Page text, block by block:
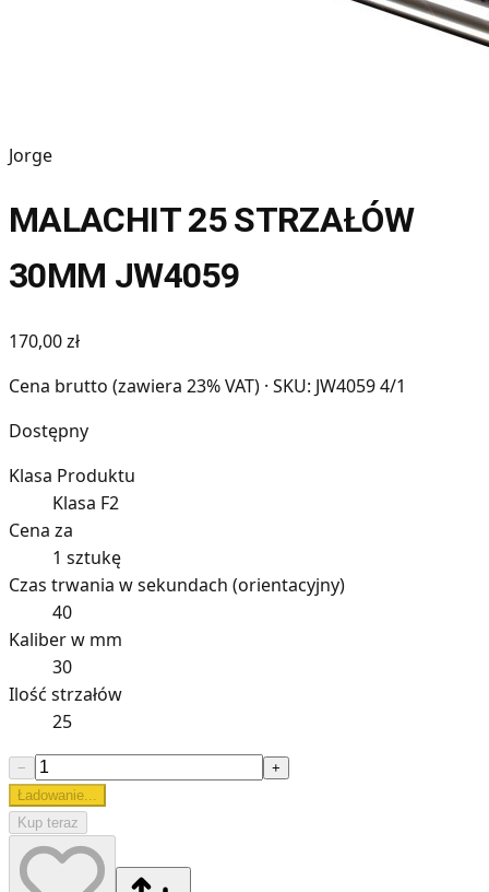
Jorge
MALACHIT 25 STRZAŁÓW
30MM JW4059
170,00 zł
Cena brutto (zawiera 23% VAT) · SKU: JW4059 4/1
Dostępny
Klasa Produktu
Klasa F2
Cena za
1 sztukę
Czas trwania w sekundach (orientacyjny)
40
Kaliber w mm
30
Ilość strzałów
25
−
+
Ładowanie...
Kup teraz